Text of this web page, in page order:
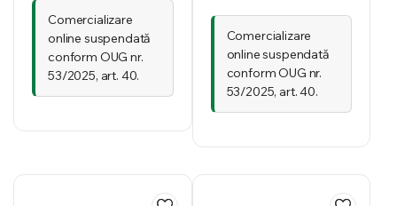
Comercializare
online suspendată
conform OUG nr.
53/2025, art. 40.
Comercializare
online suspendată
conform OUG nr.
53/2025, art. 40.